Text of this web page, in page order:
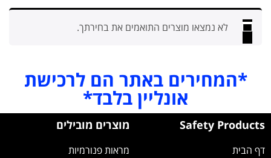
לא נמצאו מוצרים התואמים את בחירתך.
*המחירים באתר הם לרכישת
אונליין בלבד*
Safety Products
דף הבית
מוצרים מובילים
מראות פנורמיות